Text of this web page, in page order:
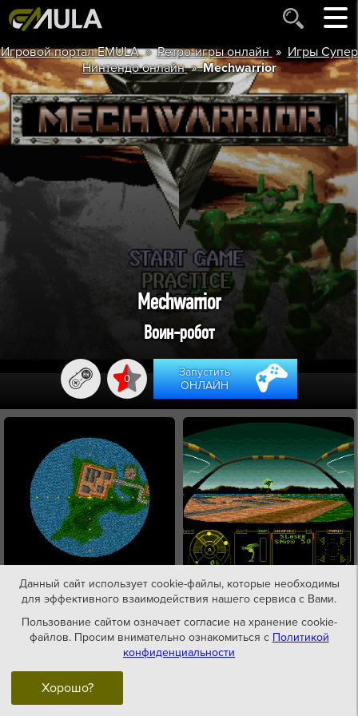
Игровой портал EMULA »Ретро-игры онлайн » Игры Супер
Нинтендо онлайн »Mechwarrior
Mechwarrior
Воин-робот
0
Запустить
ОНЛАЙН
Данный сайт использует cookie-файлы, которые необходимы
для эффективного взаимодействия нашего сервиса с Вами.
Пользование сайтом означает согласие на хранение cookie-
файлов. Просим внимательно ознакомиться с Политикой
конфиденциальности
Хорошо?